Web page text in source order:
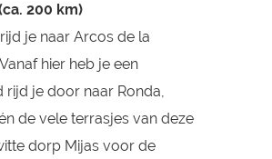
200 km)
je naar Arcos de la
hier heb je een
je door naar Ronda,
de vele terrasjes van deze
dorp Mijas voor de